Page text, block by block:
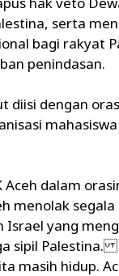
serta
bagi rakyat
penindasan.
diisi dengan
Aceh dalam
menolak
Israel yang
sipil Palestina.
masih hidup.